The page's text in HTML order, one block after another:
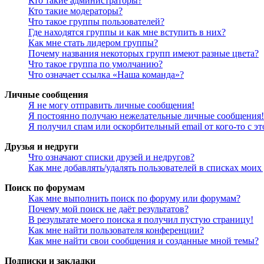
Кто такие модераторы?
Что такое группы пользователей?
Где находятся группы и как мне вступить в них?
Как мне стать лидером группы?
Почему названия некоторых групп имеют разные цвета?
Что такое группа по умолчанию?
Что означает ссылка «Наша команда»?
Личные сообщения
Я не могу отправить личные сообщения!
Я постоянно получаю нежелательные личные сообщения!
Я получил спам или оскорбительный email от кого-то с
Друзья и недруги
Что означают списки друзей и недругов?
Как мне добавлять/удалять пользователей в списках
Поиск по форумам
Как мне выполнить поиск по форуму или форумам?
Почему мой поиск не даёт результатов?
В результате моего поиска я получил пустую страницу!
Как мне найти пользователя конференции?
Как мне найти свои сообщения и созданные мной темы?
Подписки и закладки